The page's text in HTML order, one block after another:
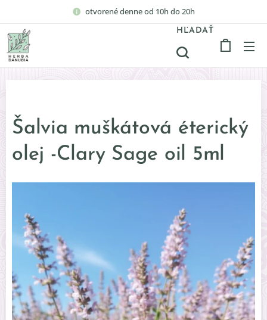
otvorené denne od 10h do 20h
HĽADAŤ
Šalvia muškátová éterický
olej -Clary Sage oil 5ml